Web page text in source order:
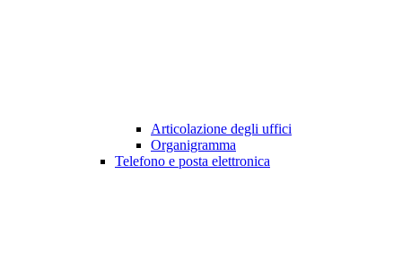
Articolazione degli uffici
Organigramma
Telefono e posta elettronica